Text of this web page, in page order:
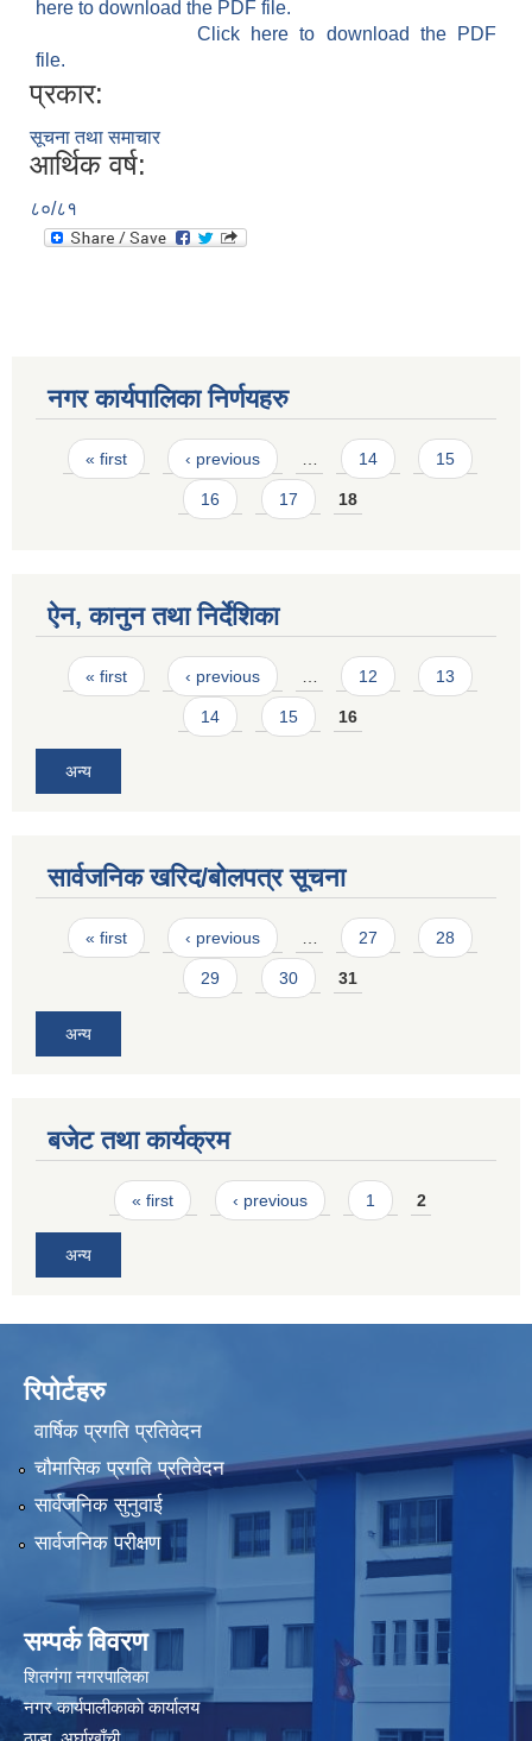
here to download the PDF file.
Click here to download the PDF
file.
प्रकार:
सूचना तथा समाचार
आर्थिक वर्ष:
८०/८१
नगर कार्यपालिका निर्णयहरु
Pages
« first ‹ previous … 14 15
16 17 18
ऐन, कानुन तथा निर्देशिका
Pages
« first ‹ previous 12 13
14 15 16
अन्य
सार्वजनिक खरिद/बोलपत्र सूचना
Pages
« first ‹ previous … 27 28
29 30 31
अन्य
बजेट तथा कार्यक्रम
Pages« first ‹ previous 1 2
अन्य
रिपोर्टहरु
वार्षिक प्रगति प्रतिवेदन
चौमासिक प्रगति प्रतिवेदन
सार्वजनिक सुनुवाई
सार्वजनिक परीक्षण
सम्पर्क विवरण
शितगंगा नगरपालिका
नगर कार्यपालीकाकाे कार्यालय